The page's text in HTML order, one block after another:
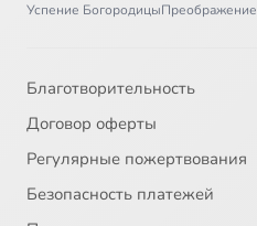
Успение БогородицыПреображение
Благотворительность
Договор оферты
Регулярные пожертвования
Безопасность платежей